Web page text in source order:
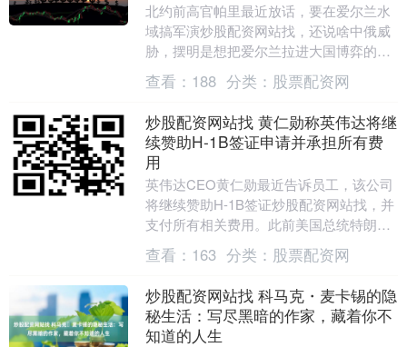
北约前高官帕里最近放话，要在爱尔兰水
域搞军演炒股配资网站找，还说啥中俄威
胁，摆明是想把爱尔兰拉进大国博弈的坑
里！ 这事可把刚选新总统的爱尔兰给惹毛
了，统一话题本....
查看： 188 分类： 股票配资网
炒股配资网站找 黄仁勋称英伟达将继
续赞助H-1B签证申请并承担所有费
用
英伟达CEO黄仁勋最近告诉员工，该公司
将继续赞助H-1B签证炒股配资网站找，并
支付所有相关费用。此前美国总统特朗普
在上个月发布了行政命令，对每个新的H-
1B签证....
查看： 163 分类： 股票配资网
炒股配资网站找 科马克・麦卡锡的隐
秘生活：写尽黑暗的作家，藏着你不
知道的人生